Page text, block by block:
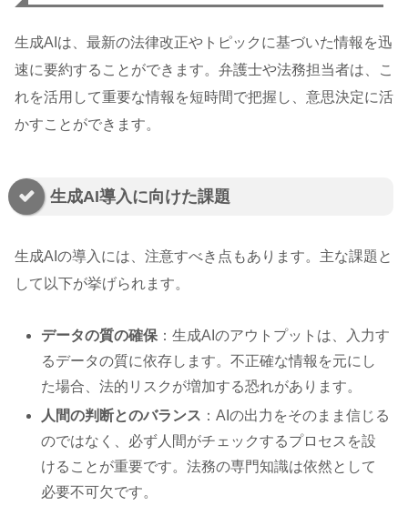
生成AIは、最新の法律改正やトピックに基づいた情報を迅
速に要約することができます。弁護士や法務担当者は、こ
れを活用して重要な情報を短時間で把握し、意思決定に活
かすことができます。
生成AI導入に向けた課題
生成AIの導入には、注意すべき点もあります。主な課題と
して以下が挙げられます。
データの質の確保 ：生成AIのアウトプットは、入力す
るデータの質に依存します。不正確な情報を元にし
た場合、法的リスクが増加する恐れがあります。
人間の判断とのバランス ：AIの出力をそのまま信じる
のではなく、必ず人間がチェックするプロセスを設
けることが重要です。法務の専門知識は依然として
必要不可欠です。